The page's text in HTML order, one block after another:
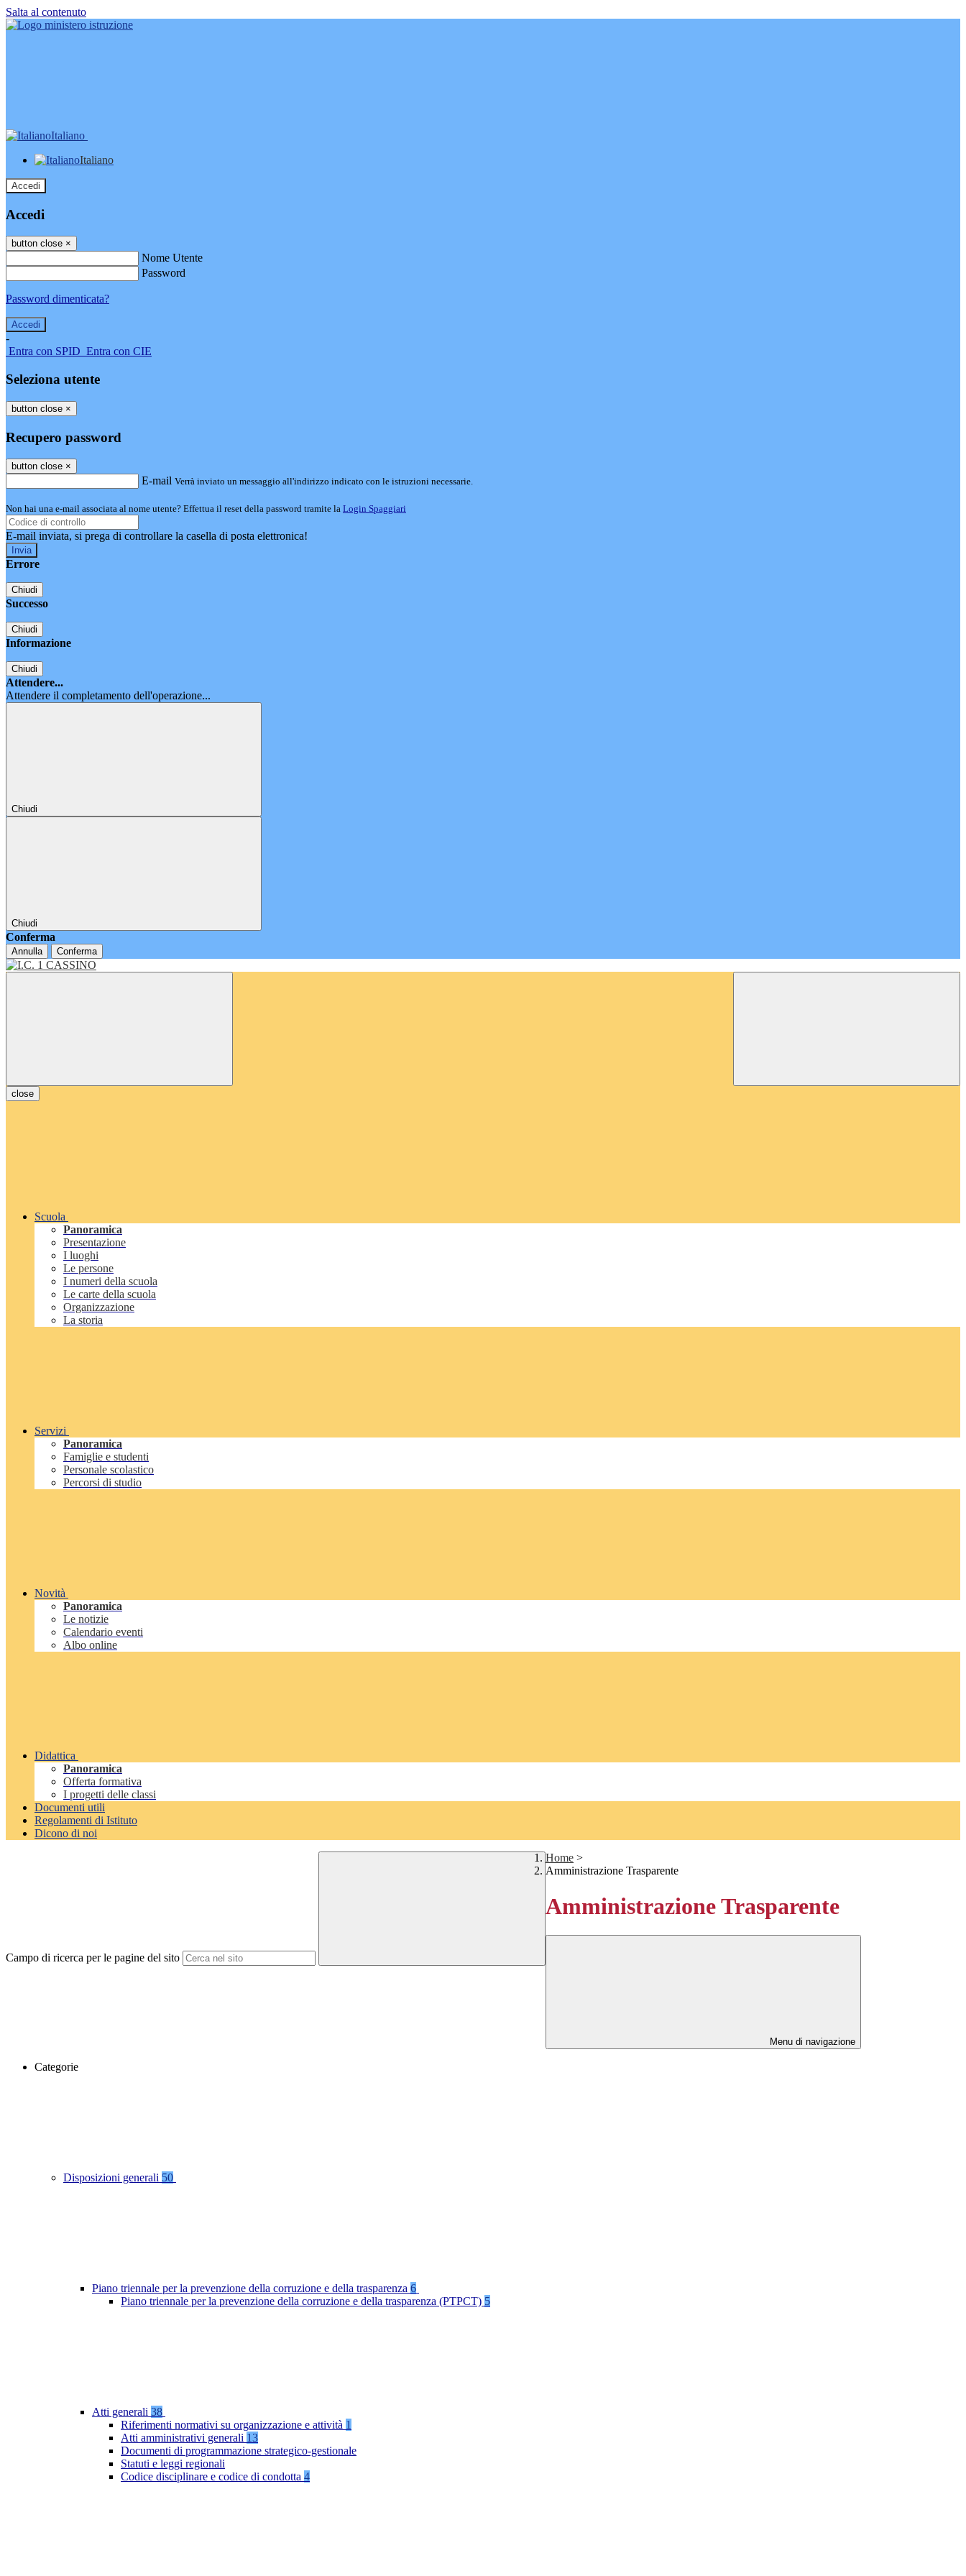
Salta al contenuto
Italiano
Italiano
Accedi
Accedi
button close ×
Nome Utente
Password
Password dimenticata?
-
Entra con SPID Entra con CIE
Seleziona utente
button close ×
Recupero password
button close ×
E-mail Verrà inviato un messaggio all'indirizzo indicato con le istruzioni necessarie.
Non hai una e-mail associata al nome utente? Effettua il reset della password tramite la Login Spaggiari
E-mail inviata, si prega di controllare la casella di posta elettronica!
Errore
Chiudi
Successo
Chiudi
Informazione
Chiudi
Attendere...
Attendere il completamento dell'operazione...
Chiudi
Chiudi
Conferma
Annulla Conferma
close
Scuola
Panoramica
Presentazione
I luoghi
Le persone
I numeri della scuola
Le carte della scuola
Organizzazione
La storia
Servizi
Panoramica
Famiglie e studenti
Personale scolastico
Percorsi di studio
Novità
Panoramica
Le notizie
Calendario eventi
Albo online
Didattica
Panoramica
Offerta formativa
I progetti delle classi
Documenti utili
Regolamenti di Istituto
Dicono di noi
Campo di ricerca per le pagine del sito
Home >
Amministrazione Trasparente
Amministrazione Trasparente
Menu di navigazione
Categorie
Disposizioni generali 50
Piano triennale per la prevenzione della corruzione e della trasparenza 6
Piano triennale per la prevenzione della corruzione e della trasparenza (PTPCT) 5
Atti generali 38
Riferimenti normativi su organizzazione e attività 1
Atti amministrativi generali 13
Documenti di programmazione strategico-gestionale
Statuti e leggi regionali
Codice disciplinare e codice di condotta 4